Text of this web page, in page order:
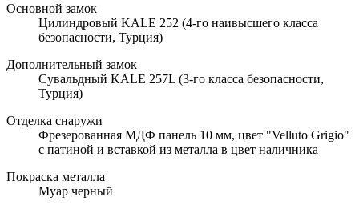
Основной замок
Цилиндровый KALE 252 (4-го наивысшего класса
безопасности, Турция)
Дополнительный замок
Сувальдный KALE 257L (3-го класса безопасности,
Турция)
Отделка снаружи
Фрезерованная МДФ панель 10 мм, цвет "Velluto Grigio"
с патиной и вставкой из металла в цвет наличника
Покраска металла
Муар черный